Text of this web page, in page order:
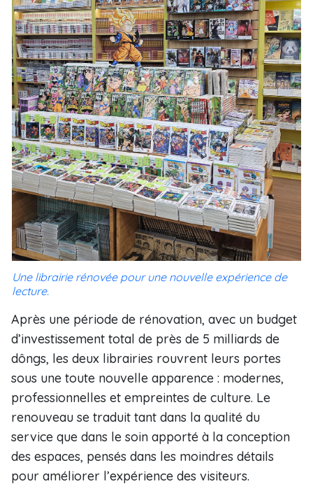
Une librairie rénovée pour une nouvelle expérience de
lecture.
Après une période de rénovation, avec un budget
d’investissement total de près de 5 milliards de
dôngs, les deux librairies rouvrent leurs portes
sous une toute nouvelle apparence : modernes,
professionnelles et empreintes de culture. Le
renouveau se traduit tant dans la qualité du
service que dans le soin apporté à la conception
des espaces, pensés dans les moindres détails
pour améliorer l’expérience des visiteurs.